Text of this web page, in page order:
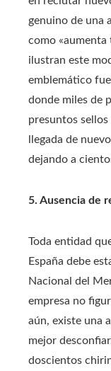
genuino de una
como «aumenta
ilustran este
emblemático
donde miles de
presuntos
llegada de
dejando a
5. Ausencia de
Toda entidad
España debe
Nacional del
empresa no
aún, existe una
mejor
doscientos